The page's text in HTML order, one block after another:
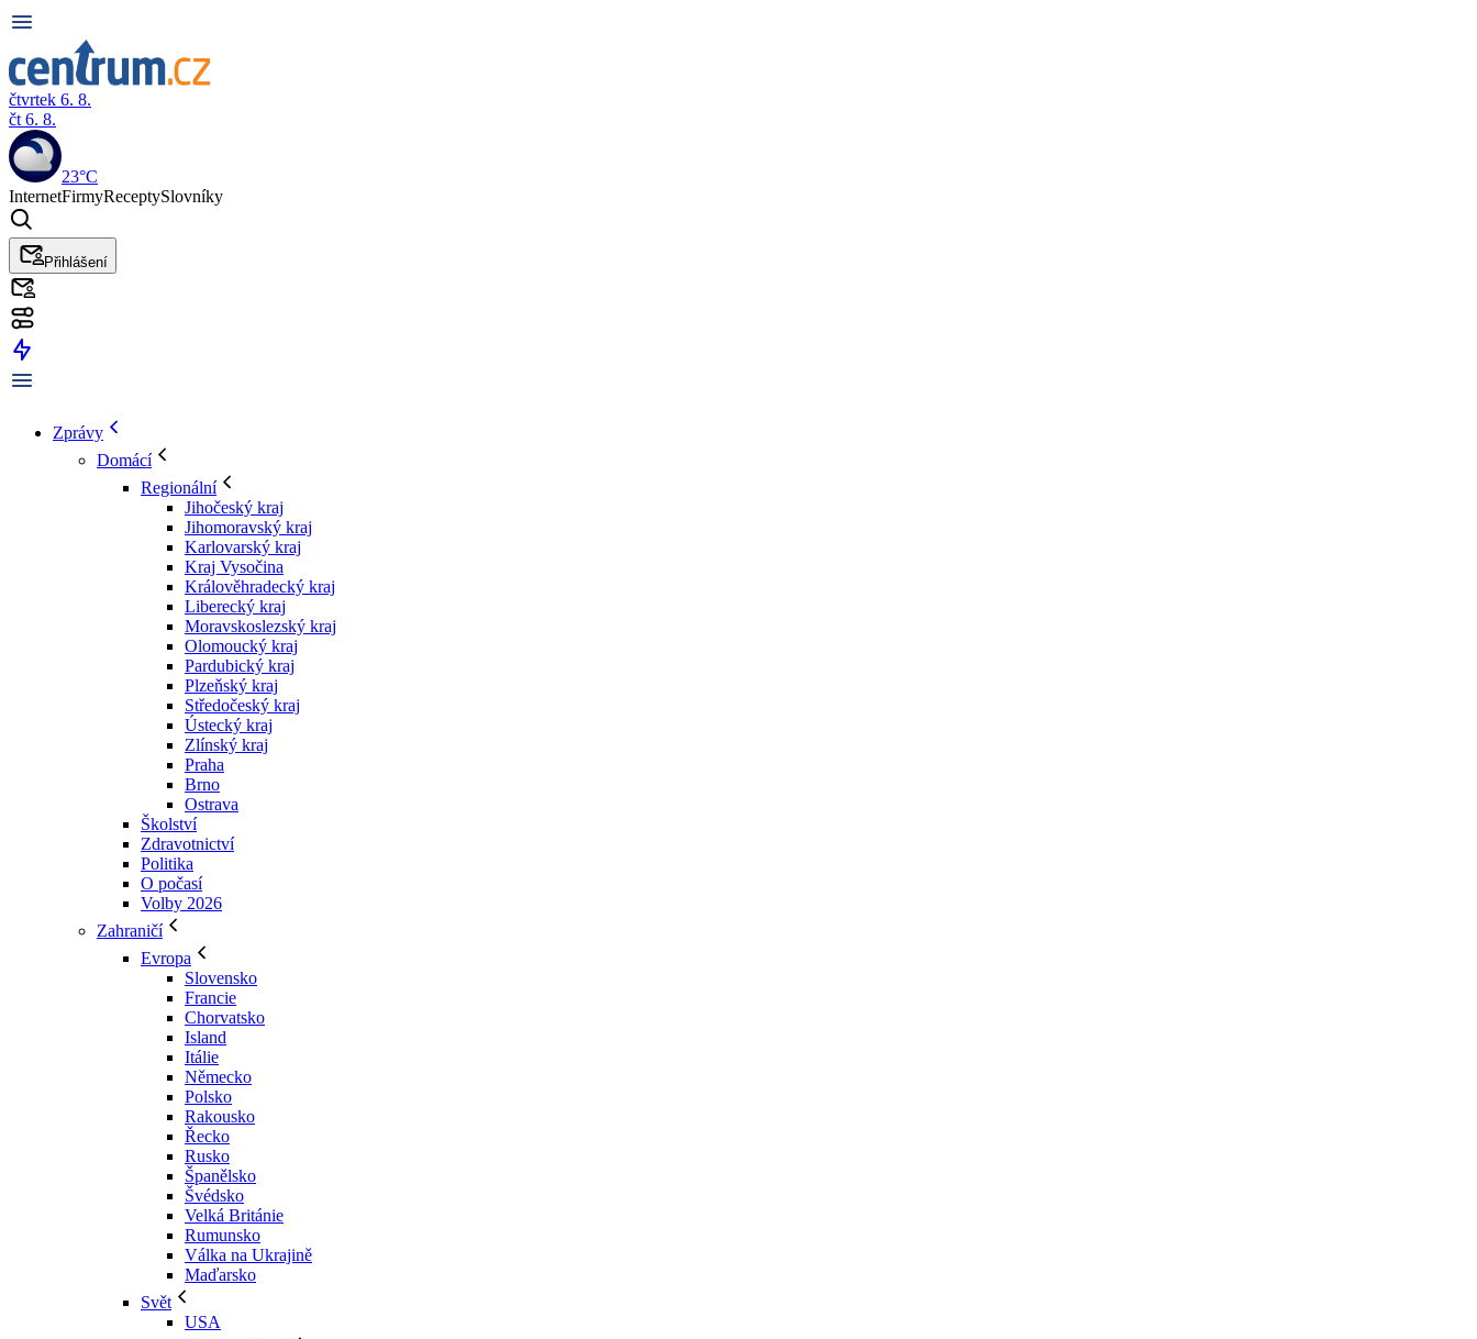
čtvrtek 6. 8.
čt 6. 8.
23°C
InternetFirmyReceptySlovníky
Přihlášení
Zprávy
Domácí
Regionální
Jihočeský kraj
Jihomoravský kraj
Karlovarský kraj
Kraj Vysočina
Králověhradecký kraj
Liberecký kraj
Moravskoslezský kraj
Olomoucký kraj
Pardubický kraj
Plzeňský kraj
Středočeský kraj
Ústecký kraj
Zlínský kraj
Praha
Brno
Ostrava
Školství
Zdravotnictví
Politika
O počasí
Volby 2026
Zahraničí
Evropa
Slovensko
Francie
Chorvatsko
Island
Itálie
Německo
Polsko
Rakousko
Řecko
Rusko
Španělsko
Švédsko
Velká Británie
Rumunsko
Válka na Ukrajině
Maďarsko
Svět
USA